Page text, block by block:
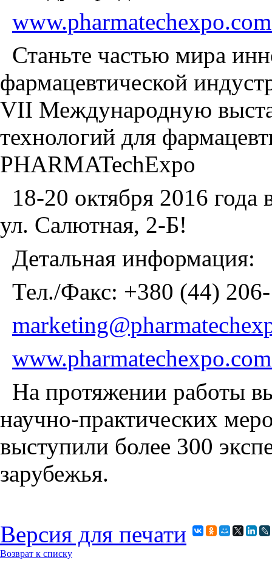
Станьте частью мира
фармацевтической
VII Международную
технологий для
PHARMATechExpo
18-20 октября 2016
ул. Салютная, 2-Б!
Детальная информация:
Тел./Факс: +380 (44)
На протяжении работы
научно-практических
выступили более 300
зарубежья.
Версия для печати
Возврат к списку